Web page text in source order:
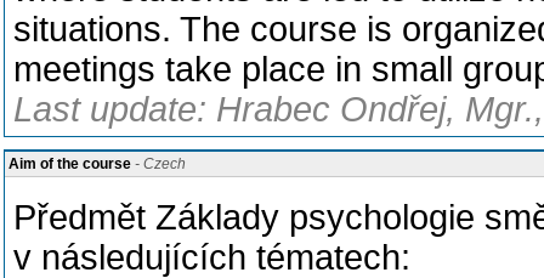
situations. The course is
meetings take place in small
Last update: Hrabec Ondřej,
Aim of the course - Czech
Předmět Základy psychologie
v následujících tématech: